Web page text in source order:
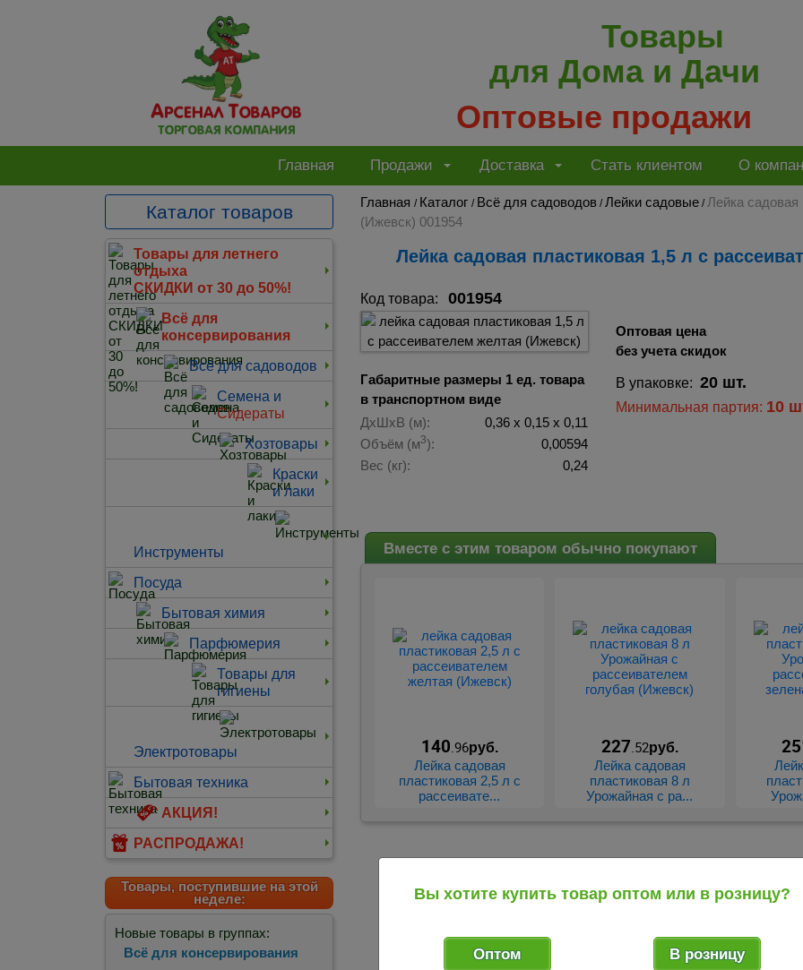
Товары
для Дома и Дачи
Оптовые продажи
Главная Продажи Доставка Стать клиентом О
Каталог товаров
Товары для летнего
отдыха
СКИДКИ от 30 до 50%!
Всё для
консервирования
Всё для садоводов
Семена и
Сидераты
Хозтовары
Краски
и лаки
Инструменты
Посуда
Бытовая химия
Парфюмерия
Товары для
гигиены
Электротовары
Бытовая техника
АКЦИЯ!
РАСПРОДАЖА!
Товары, поступившие на этой
неделе:
Новые товары в группах:
Всё для консервирования
Главная / Каталог / Всё для садоводов / Лейки садовые / Лейка садовая
(Ижевск) 001954
Лейка садовая пластиковая 1,5 л с
Код товара: 001954
Габаритные размеры 1 ед. товара
в транспортном виде
ДхШхВ (м):
0,36 х 0,15 х 0,11
Объём (м3):
0,00594
Вес (кг):
0,24
Оптовая цена
без учета скидок
В упаковке: 20 шт.
Минимальная партия: 10
Вместе с этим товаром обычно покупают
140.96руб.
Лейка садовая
пластиковая 2,5 л с
рассеивате...
227.52руб.
Лейка садовая
пластиковая 8 л
Урожайная с ра...
Вы хотите купить товар оптом или в розницу?
Оптом В розницу